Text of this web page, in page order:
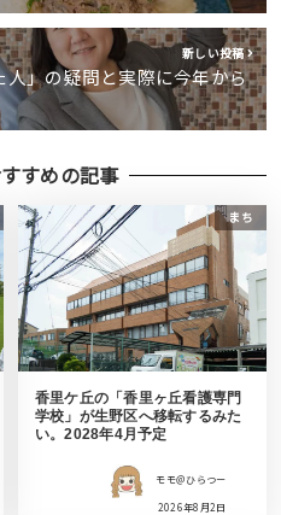
新しい投稿
」の疑問と実際に今年から
すめの記事
まち
香里ケ丘の「香里ヶ丘看護専門
学校」が生野区へ移転するみた
い。2028年4月予定
モモ＠ひらつー
2026年8月2日